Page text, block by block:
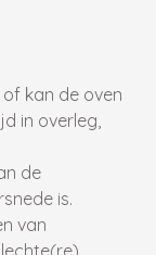
kan de oven
in overleg,
de
is.
van